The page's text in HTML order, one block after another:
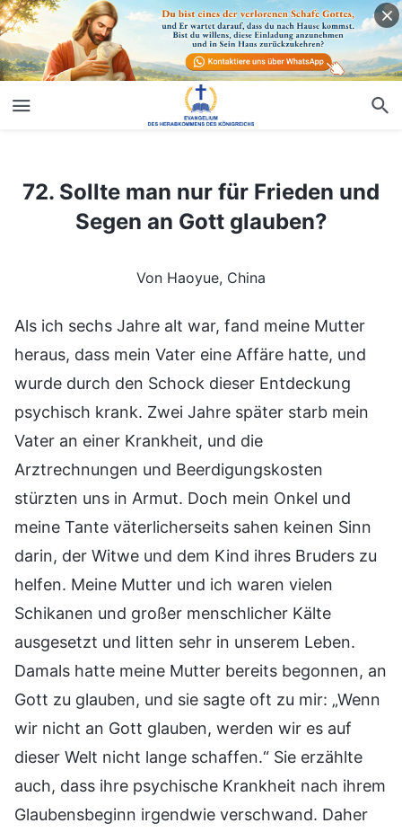
72. Sollte man nur für Frieden und
Segen an Gott glauben?
Von Haoyue, China
Als ich sechs Jahre alt war, fand meine Mutter
heraus, dass mein Vater eine Affäre hatte, und
wurde durch den Schock dieser Entdeckung
psychisch krank. Zwei Jahre später starb mein
Vater an einer Krankheit, und die
Arztrechnungen und Beerdigungskosten
stürzten uns in Armut. Doch mein Onkel und
meine Tante väterlicherseits sahen keinen Sinn
darin, der Witwe und dem Kind ihres Bruders zu
helfen. Meine Mutter und ich waren vielen
Schikanen und großer menschlicher Kälte
ausgesetzt und litten sehr in unserem Leben.
Damals hatte meine Mutter bereits begonnen, an
Gott zu glauben, und sie sagte oft zu mir: „Wenn
wir nicht an Gott glauben, werden wir es auf
dieser Welt nicht lange schaffen.“ Sie erzählte
auch, dass ihre psychische Krankheit nach ihrem
Glaubensbeginn irgendwie verschwand. Daher